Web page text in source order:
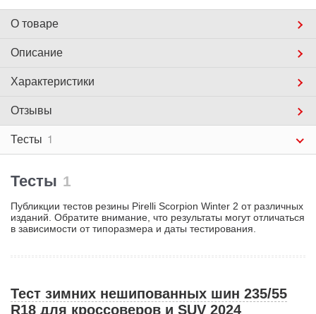
О товаре
Описание
Характеристики
Отзывы
Тесты 1
Тесты 1
Публикции тестов резины Pirelli Scorpion Winter 2 от различных
изданий. Обратите внимание, что результаты могут отличаться
в зависимости от типоразмера и даты тестирования.
Тест зимних нешипованных шин 235/55
R18 для кроссоверов и SUV 2024